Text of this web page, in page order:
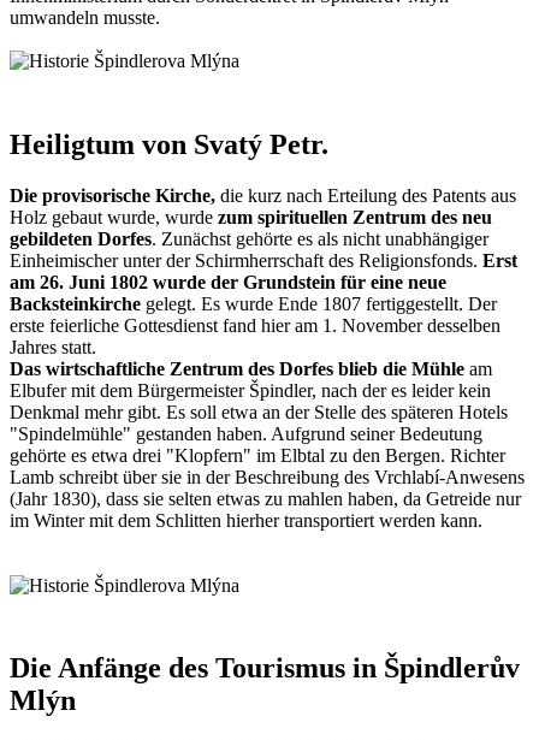
umwandeln musste.
Heiligtum von Svatý Petr.
Die provisorische Kirche, die kurz nach Erteilung des Patents aus
Holz gebaut wurde, wurde zum spirituellen Zentrum des neu
gebildeten Dorfes. Zunächst gehörte es als nicht unabhängiger
Einheimischer unter der Schirmherrschaft des Religionsfonds. Erst
am 26. Juni 1802 wurde der Grundstein für eine neue
Backsteinkirche gelegt. Es wurde Ende 1807 fertiggestellt. Der
erste feierliche Gottesdienst fand hier am 1. November desselben
Jahres statt.
Das wirtschaftliche Zentrum des Dorfes blieb die Mühle am
Elbufer mit dem Bürgermeister Špindler, nach der es leider kein
Denkmal mehr gibt. Es soll etwa an der Stelle des späteren Hotels
"Spindelmühle" gestanden haben. Aufgrund seiner Bedeutung
gehörte es etwa drei "Klopfern" im Elbtal zu den Bergen. Richter
Lamb schreibt über sie in der Beschreibung des Vrchlabí-Anwesens
(Jahr 1830), dass sie selten etwas zu mahlen haben, da Getreide nur
im Winter mit dem Schlitten hierher transportiert werden kann.
Die Anfänge des Tourismus in Špindlerův
Mlýn